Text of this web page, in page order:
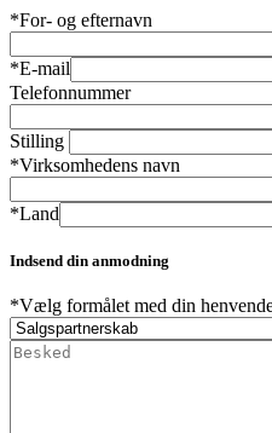
*For- og efternavn
*E-mail
Telefonnummer
Stilling
*Virksomhedens navn
*Land
Indsend din anmodning
*Vælg formålet med din